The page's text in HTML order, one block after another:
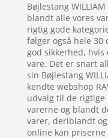
Bøjlestang
blandt alle vores
rigtig gode
følger også hele
god sikkerhed,
vare. Det er snart
sin Bøjlestang
kendte webshop
udvalg til de
varerne og blandt
varer, deriblandt
online kan